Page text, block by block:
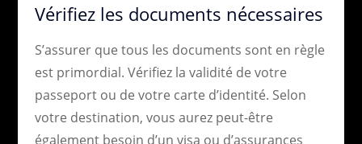
Vérifiez les documents nécessaires
S’assurer que tous les documents sont en règle
est primordial. Vérifiez la validité de votre
passeport ou de votre carte d’identité. Selon
votre destination, vous aurez peut-être
également besoin d’un visa ou d’assurances